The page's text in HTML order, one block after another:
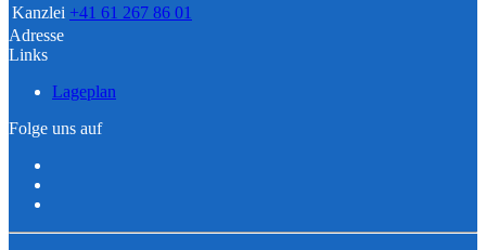
Kanzlei +41 61 267 86 01
Adresse
Links
Lageplan
Folge uns auf